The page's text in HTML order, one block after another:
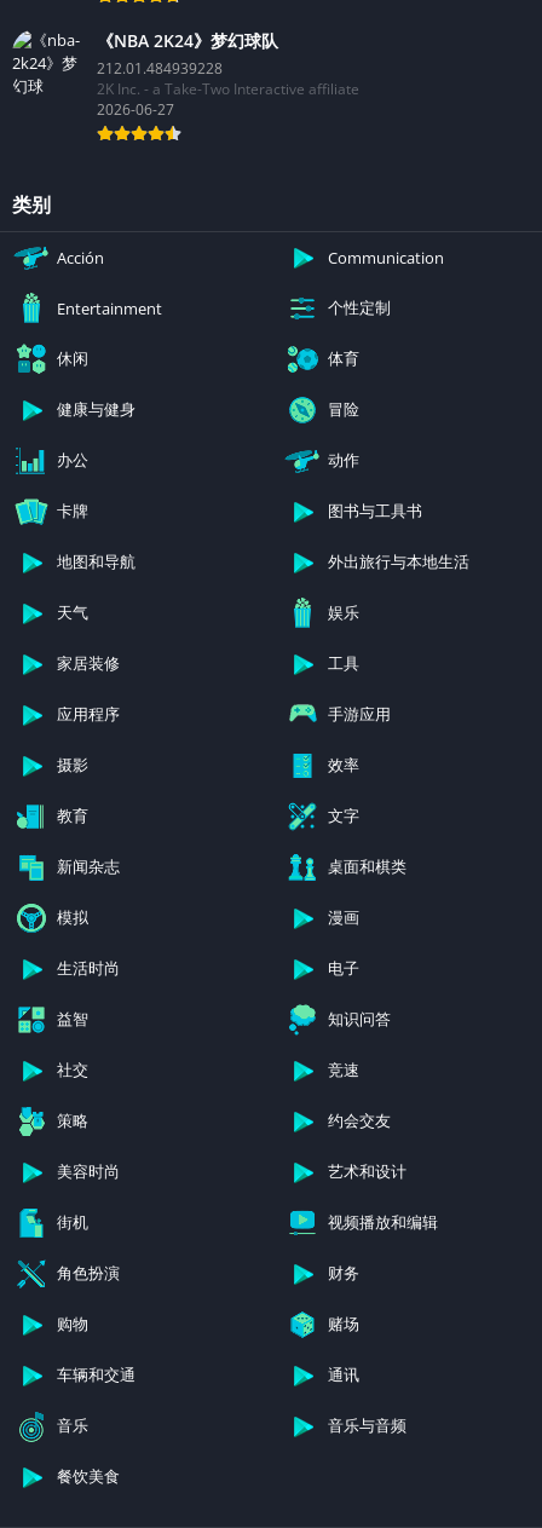
《NBA 2K24》梦幻球队
212.01.484939228
2K Inc. - a Take-Two Interactive affiliate
2026-06-27
类别
Acción Communication
Entertainment 个性定制
休闲 体育
健康与健身 冒险
办公 动作
卡牌 图书与工具书
地图和导航 外出旅行与本地生活
天气 娱乐
家居装修 工具
应用程序 手游应用
摄影 效率
教育 文字
新闻杂志 桌面和棋类
模拟 漫画
生活时尚 电子
益智 知识问答
社交 竞速
策略 约会交友
美容时尚 艺术和设计
街机 视频播放和编辑
角色扮演 财务
购物 赌场
车辆和交通 通讯
音乐 音乐与音频
餐饮美食